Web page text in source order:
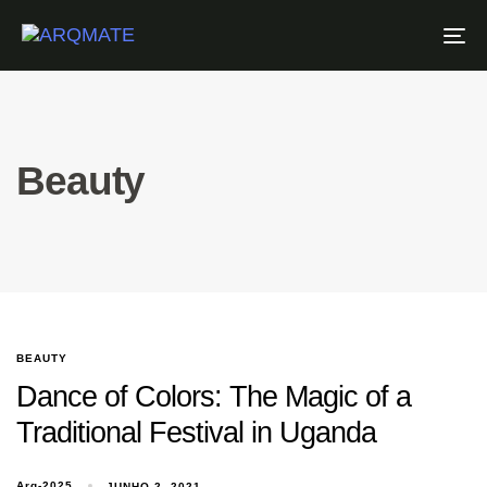
Beauty
BEAUTY
Dance of Colors: The Magic of a
Traditional Festival in Uganda